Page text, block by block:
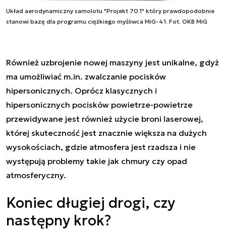
Układ aerodynamiczny samolotu "Projekt 70.1" który prawdopodobnie
stanowi bazę dla programu ciężkiego myśliwca MiG-41. Fot. OKB MiG
Również uzbrojenie nowej maszyny jest unikalne, gdyż
ma umożliwiać m.in. zwalczanie pocisków
hipersonicznych. Oprócz klasycznych i
hipersonicznych pocisków powietrze-powietrze
przewidywane jest również użycie broni laserowej,
której skuteczność jest znacznie większa na dużych
wysokościach, gdzie atmosfera jest rzadsza i nie
występują problemy takie jak chmury czy opad
atmosferyczny.
Koniec długiej drogi, czy
następny krok?